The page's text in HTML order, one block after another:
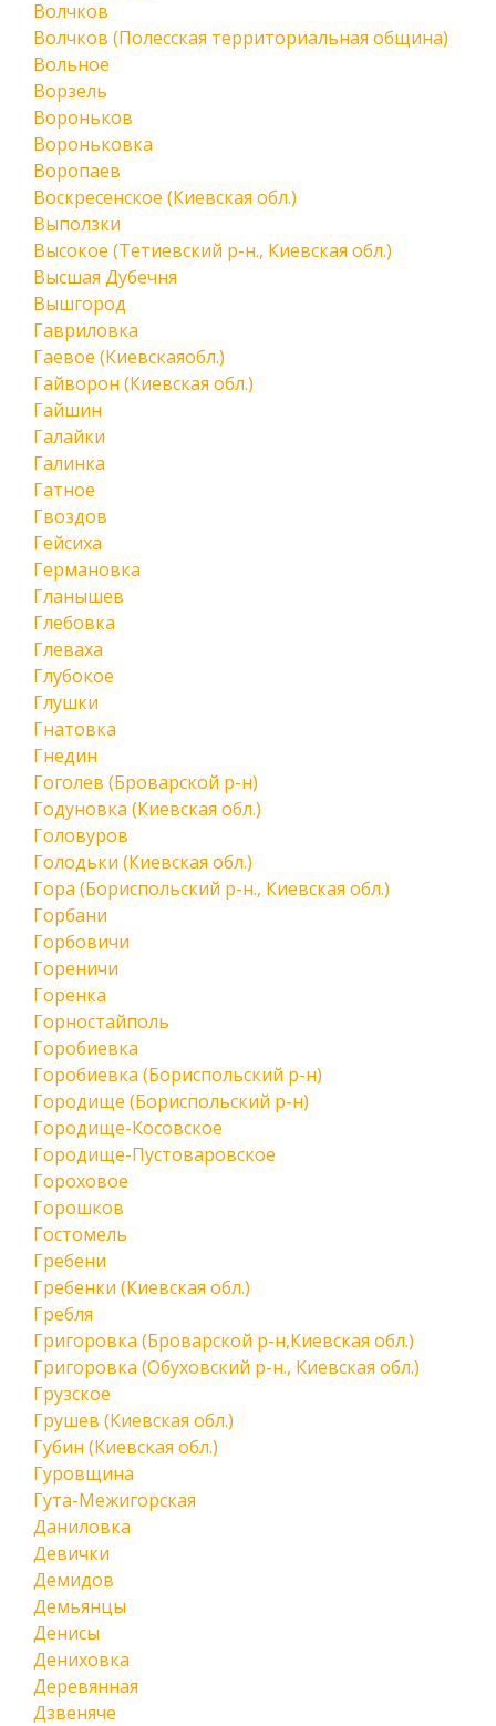
Волчков
Волчков (Полесская территориальная община)
Вольное
Ворзель
Вороньков
Вороньковка
Воропаев
Воскресенское (Киевская обл.)
Выползки
Высокое (Тетиевский р-н., Киевская обл.)
Высшая Дубечня
Вышгород
Гавриловка
Гаевое (Киевскаяобл.)
Гайворон (Киевская обл.)
Гайшин
Галайки
Галинка
Гатное
Гвоздов
Гейсиха
Германовка
Гланышев
Глебовка
Глеваха
Глубокое
Глушки
Гнатовка
Гнедин
Гоголев (Броварской р-н)
Годуновка (Киевская обл.)
Головуров
Голодьки (Киевская обл.)
Гора (Бориспольский р-н., Киевская обл.)
Горбани
Горбовичи
Гореничи
Горенка
Горностайполь
Горобиевка
Горобиевка (Бориспольский р-н)
Городище (Бориспольский р-н)
Городище-Косовское
Городище-Пустоваровское
Гороховое
Горошков
Гостомель
Гребени
Гребенки (Киевская обл.)
Гребля
Григоровка (Броварской р-н,Киевская обл.)
Григоровка (Обуховский р-н., Киевская обл.)
Грузское
Грушев (Киевская обл.)
Губин (Киевская обл.)
Гуровщина
Гута-Межигорская
Даниловка
Девички
Демидов
Демьянцы
Денисы
Дениховка
Деревянная
Дзвеняче